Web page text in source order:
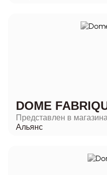
DOME
Представлен в
Альянс